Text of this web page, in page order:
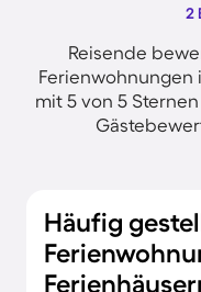
2
Reisende
Ferienwohnungen
mit 5 von 5
Häufig